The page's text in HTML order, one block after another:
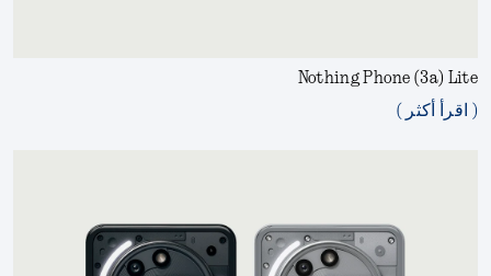
Nothing Phone (3a) Lite
( اقرأ أكثر )